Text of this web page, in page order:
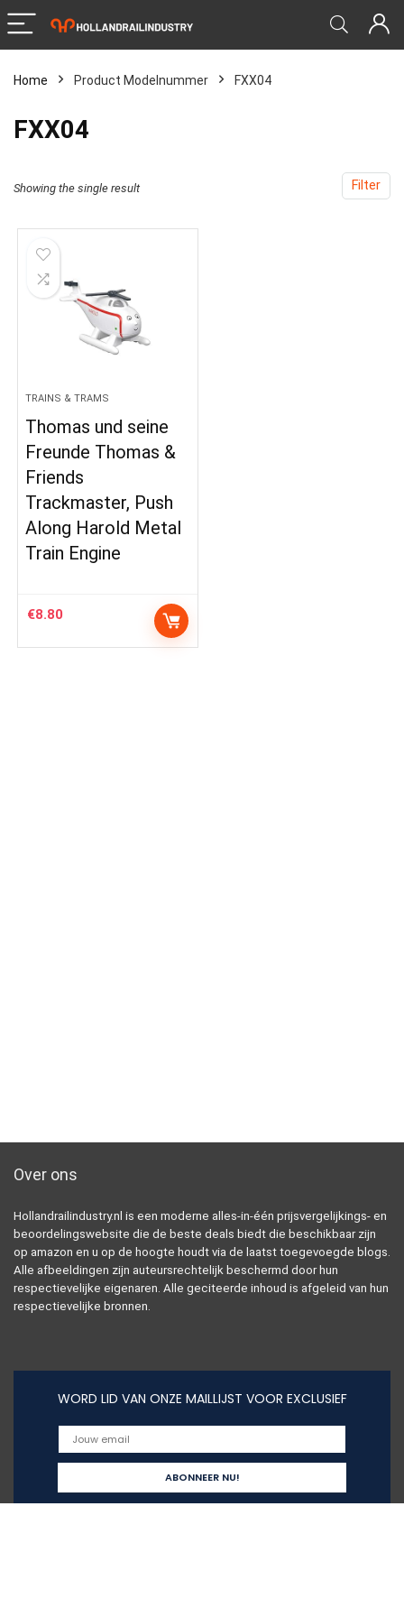
Home Product Modelnummer ‎FXX04
‎FXX04
Filter
Showing the single result
TRAINS & TRAMS
Thomas und seine
Freunde Thomas &
Friends
Trackmaster, Push
Along Harold Metal
Train Engine
€8.80
Over ons
Hollandrailindustry.nl is een moderne alles-in-één prijsvergelijkings- en
beoordelingswebsite die de beste deals biedt die beschikbaar zijn
op amazon en u op de hoogte houdt via de laatst toegevoegde blogs.
Alle afbeeldingen zijn auteursrechtelijk beschermd door hun
respectievelijke eigenaren. Alle geciteerde inhoud is afgeleid van hun
respectievelijke bronnen.
WORD LID VAN ONZE MAILLIJST VOOR EXCLUSIEF